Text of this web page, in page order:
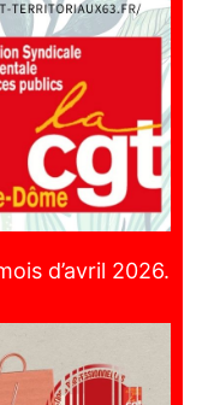
d’avril 2026.